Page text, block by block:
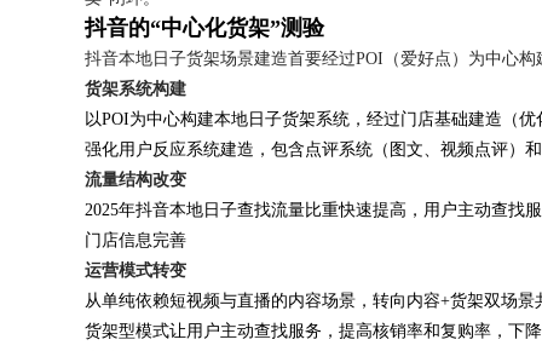
抖音的“中心化货架”测验
抖音本地日子货架场景建造首要经过POI（爱好点）为中心
货架系统构建
以POI为中心构建本地日子货架系统，经过门店基础建造（
强化用户反应系统建造，包含点评系统（图文、视频点评）
流量结构改变
2025年抖音本地日子查找流量比重快速提高，用户主动查找
门店信息完善
运营模式转变
从单纯依赖短视频与直播的内容场景，转向内容+货架双场景
货架型模式让用户主动查找服务，提高核销率和复购率，下